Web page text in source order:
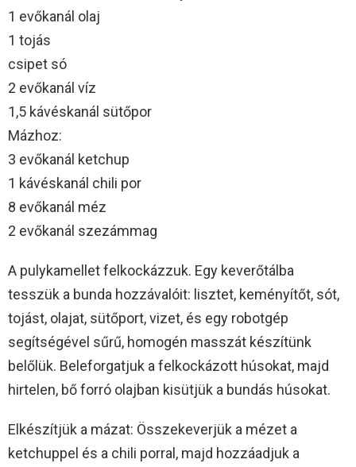
1 evőkanál olaj
1 tojás
csipet só
2 evőkanál víz
1,5 kávéskanál sütőpor
Mázhoz:
3 evőkanál ketchup
1 kávéskanál chili por
8 evőkanál méz
2 evőkanál szezámmag
A pulykamellet felkockázzuk. Egy keverőtálba
tesszük a bunda hozzávalóit: lisztet, keményítőt, sót,
tojást, olajat, sütőport, vizet, és egy robotgép
segítségével sűrű, homogén masszát készítünk
belőlük. Beleforgatjuk a felkockázott húsokat, majd
hirtelen, bő forró olajban kisütjük a bundás húsokat.
Elkészítjük a mázat: Összekeverjük a mézet a
ketchuppel és a chili porral, majd hozzáadjuk a